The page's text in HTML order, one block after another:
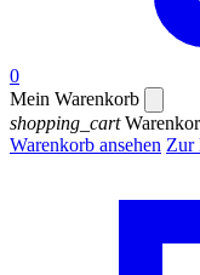
0
Mein Warenkorb
shopping_cart
Warenkorb ansehen Zur